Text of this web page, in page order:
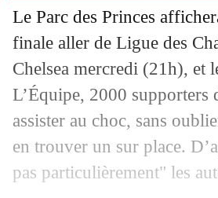
Le Parc des Princes
finale aller de Ligue des
Chelsea mercredi (21h), et
L’Équipe, 2000 supporters
assister au choc, sans
en trouver un sur place.
pas particulièrement" les
09/03 : un contrat à
09/03 Real: Vinicius ne
09/03 Miami: ce que
Bayern : Arsenal